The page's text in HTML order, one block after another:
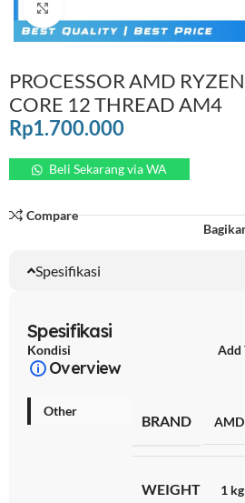
PROCESSOR AMD
CORE 12 THREAD AM4
Rp1.700.000
Beli Sekarang via WA
Compare
Spesifikasi
Spesifikasi
Kondisi Add
Overview
Other
BRAND AMD
WEIGHT 1 kg